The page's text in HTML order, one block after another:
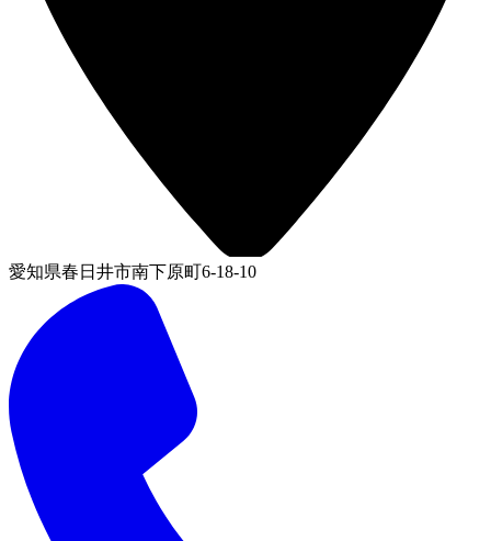
愛知県春日井市南下原町6-18-10